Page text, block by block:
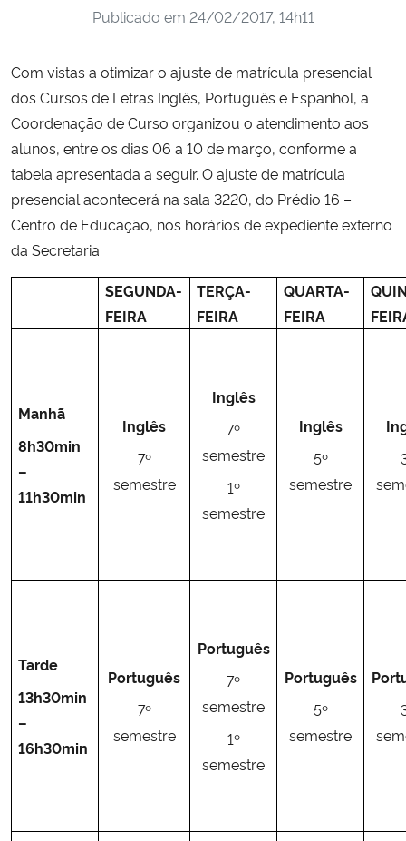
Ministério da Cidadania
Ministério da Ciência, Tecnologia, Inovações e Comunicações
Ministério do Meio Ambiente
Ministério do Turismo
Ministério da Mulher, da Família e dos Direitos Humanos
Secretaria-Geral
Secretaria de Governo
Publicado em 24/02/2017, 14h11
Com vistas a otimizar o ajustede matrícula presencial
dos Cursos de Letras Inglês, Português e Espanhol, a
Coordenação de Curso organizou o atendimento aos
alunos, entre os dias 06 a 10 de março, conforme a
tabela apresentada a seguir. O ajuste de matrícula
presencial acontecerá na sala 3220, do Prédio 16 –
Centro de Educação, nos horários de expediente externo
da Secretaria.
SEGUNDA-
FEIRA
TERÇA-
FEIRA
QUARTA-
FEIRA
Manhã
8h30min
–
11h30min
Inglês
7º
semestre
Inglês
7º
semestre
1º
semestre
Inglês
5º
semestre
Tarde
13h30min
–
16h30min
Português
7º
semestre
Português
7º
semestre
1º
semestre
Português
5º
semestre